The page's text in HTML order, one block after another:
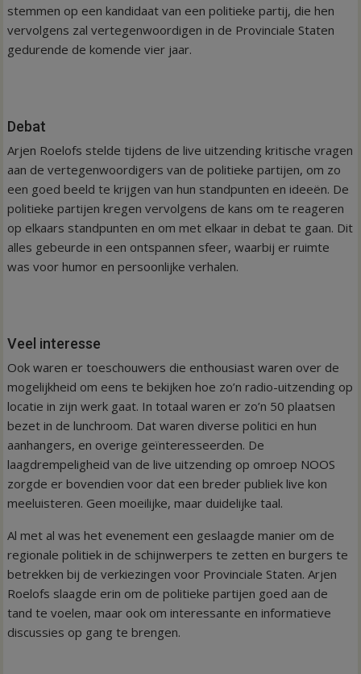
stemmen op een kandidaat van een politieke partij, die hen
vervolgens zal vertegenwoordigen in de Provinciale Staten
gedurende de komende vier jaar.
Debat
Arjen Roelofs stelde tijdens de live uitzending kritische vragen
aan de vertegenwoordigers van de politieke partijen, om zo
een goed beeld te krijgen van hun standpunten en ideeën. De
politieke partijen kregen vervolgens de kans om te reageren
op elkaars standpunten en om met elkaar in debat te gaan. Dit
alles gebeurde in een ontspannen sfeer, waarbij er ruimte
was voor humor en persoonlijke verhalen.
Veel interesse
Ook waren er toeschouwers die enthousiast waren over de
mogelijkheid om eens te bekijken hoe zo’n radio-uitzending op
locatie in zijn werk gaat. In totaal waren er zo’n 50 plaatsen
bezet in de lunchroom. Dat waren diverse politici en hun
aanhangers, en overige geïnteresseerden. De
laagdrempeligheid van de live uitzending op omroep NOOS
zorgde er bovendien voor dat een breder publiek live kon
meeluisteren. Geen moeilijke, maar duidelijke taal.
Al met al was het evenement een geslaagde manier om de
regionale politiek in de schijnwerpers te zetten en burgers te
betrekken bij de verkiezingen voor Provinciale Staten. Arjen
Roelofs slaagde erin om de politieke partijen goed aan de
tand te voelen, maar ook om interessante en informatieve
discussies op gang te brengen.